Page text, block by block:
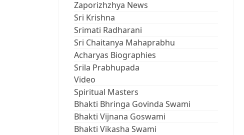
Zaporizhzhya News
Sri Krishna
Srimati Radharani
Sri Chaitanya Mahaprabhu
Acharyas Biographies
Srila Prabhupada
Video
Spiritual Masters
Bhakti Bhringa Govinda Swami
Bhakti Vijnana Goswami
Bhakti Vikasha Swami